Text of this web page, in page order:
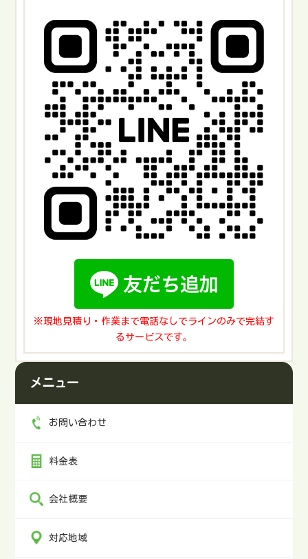
などで送っていただけると対応可能です。お問い合わせ
はこちら電話でお問い合わせメールでお問い合わせLINE
でお問い合わせ※電話に出られず折り返す場合はこちら
の番号からかけ直します。現地調査・見積もり金額の提
示トランクルーム作業にかかる正確な費用を算出するた
め、必要に応じて現地にて無料見積もりいたします。お
見積もり後のキャンセルもできますので、お気軽にご相
談ください。作業内容の打ち合わせご契約後は作業内容
の打ち合わせを行います。日程調整や作業内容にご希望
がありましたら、お気軽にご連絡ください。トランクル
ーム作業のサポート打ち合わせで決定した日時に、トラ
ンクルーム作業のサポートを行います。作業終了後、そ
の他ご要望がなければ、料金をお支払いいただいて完了
です。甲府市でトランクルーム内の荷物の運搬や搬出は
作業でお困りの方は、便利屋「大ちゃん」にご相談くだ
さい。トランクルームの荷物搬出や搬入などは1名1時間
4,400円（税込み）からとなります。作業量が多い場合
は、以降30分1,650円（税込み）で対応可能です。ご依頼
内容や状況により料金は異なります。お見積もりは無料
です。お電話（09035227778）やメール、ラインで対応い
たします。まずは、お気軽にご相談ください。トランク
ゃん」におまかせください。料金は1名1時間あたり4,400
円（税込み）から対応しています。作業量が多い場合
は、以降30分1,650円（税込み）で承っています。お問い
せLINEでお問い合わせ※電話に出られず折り返す場合は
こちらの番号からかけ直します。
ラインやメールなどで送っていただければ対応可能で
す。 お問い合わせはこちら電話でお問い合わせメールで
お問い合わせLINEでお問い合わせ※電話に出られず折り
返す場合はこちらの番号からかけ直します。現地調査・
見積もり金額の提示コンテナ倉庫・トランクルームの整
理・片付けの正確な費用を算出するため、スタッフが現
地にて無料でお見積もりいたします。お見積もり後のキ
ャンセルも可能ですので、お気軽にご連絡ください。 作
業内容の打ち合わせご契約後は作業内容の打ち合わせを
行います。日程調整や作業内容などご希望がありました
ら、臨機応変に対応可能です。 コンテナ倉庫・トランク
ルームの整理・片付け依頼内容と日程が決まりました
ら、コンテナ倉庫・トランクルームの整理・片付けを行
います。作業終了後、その他ご要望がなければ、料金を
お支払いいただいて完了です。コンテナ倉庫・トランク
と同時に不用品処分も依頼できますか？ 不用品処分も承
っています。お見積もりは無料ですので、お気軽にご連
絡ください。整理した物は複数の場所へ運搬してもらえ
ますか？運搬についても対応可能です。ただし、運搬エ
リアによっては対象外となる可能性があります。まず
は、お気軽にご相談ください。倉庫内にある探し物も依
物の詳細を伝えていただければ、サポート可能です。ト
リーニングを依頼できますか？片付けやクリーニングの
ご依頼も対応しています。なお、原状回復工事について
きずお困りの場合は、お気軽にご連絡ください。コンテ
してもらえますか？産業廃棄物の処分もサポート可能で
していますので、安心してお任せください。その他のサ
※現地見積り・作業まで電話なしでラインのみで完結す
るサービスです。
メニュー
お問い合わせ
料金表
会社概要
対応地域